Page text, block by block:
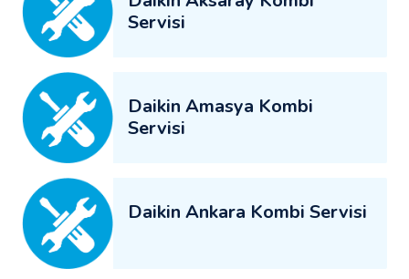
Servisi
Daikin Amasya Kombi
Servisi
Daikin Ankara Kombi Servisi